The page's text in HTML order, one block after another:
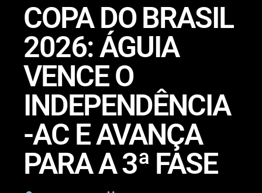
COPA DO BRASIL
2026: ÁGUIA
VENCE O
INDEPENDÊNCIA
-AC E AVANÇA
PARA A 3ª FASE